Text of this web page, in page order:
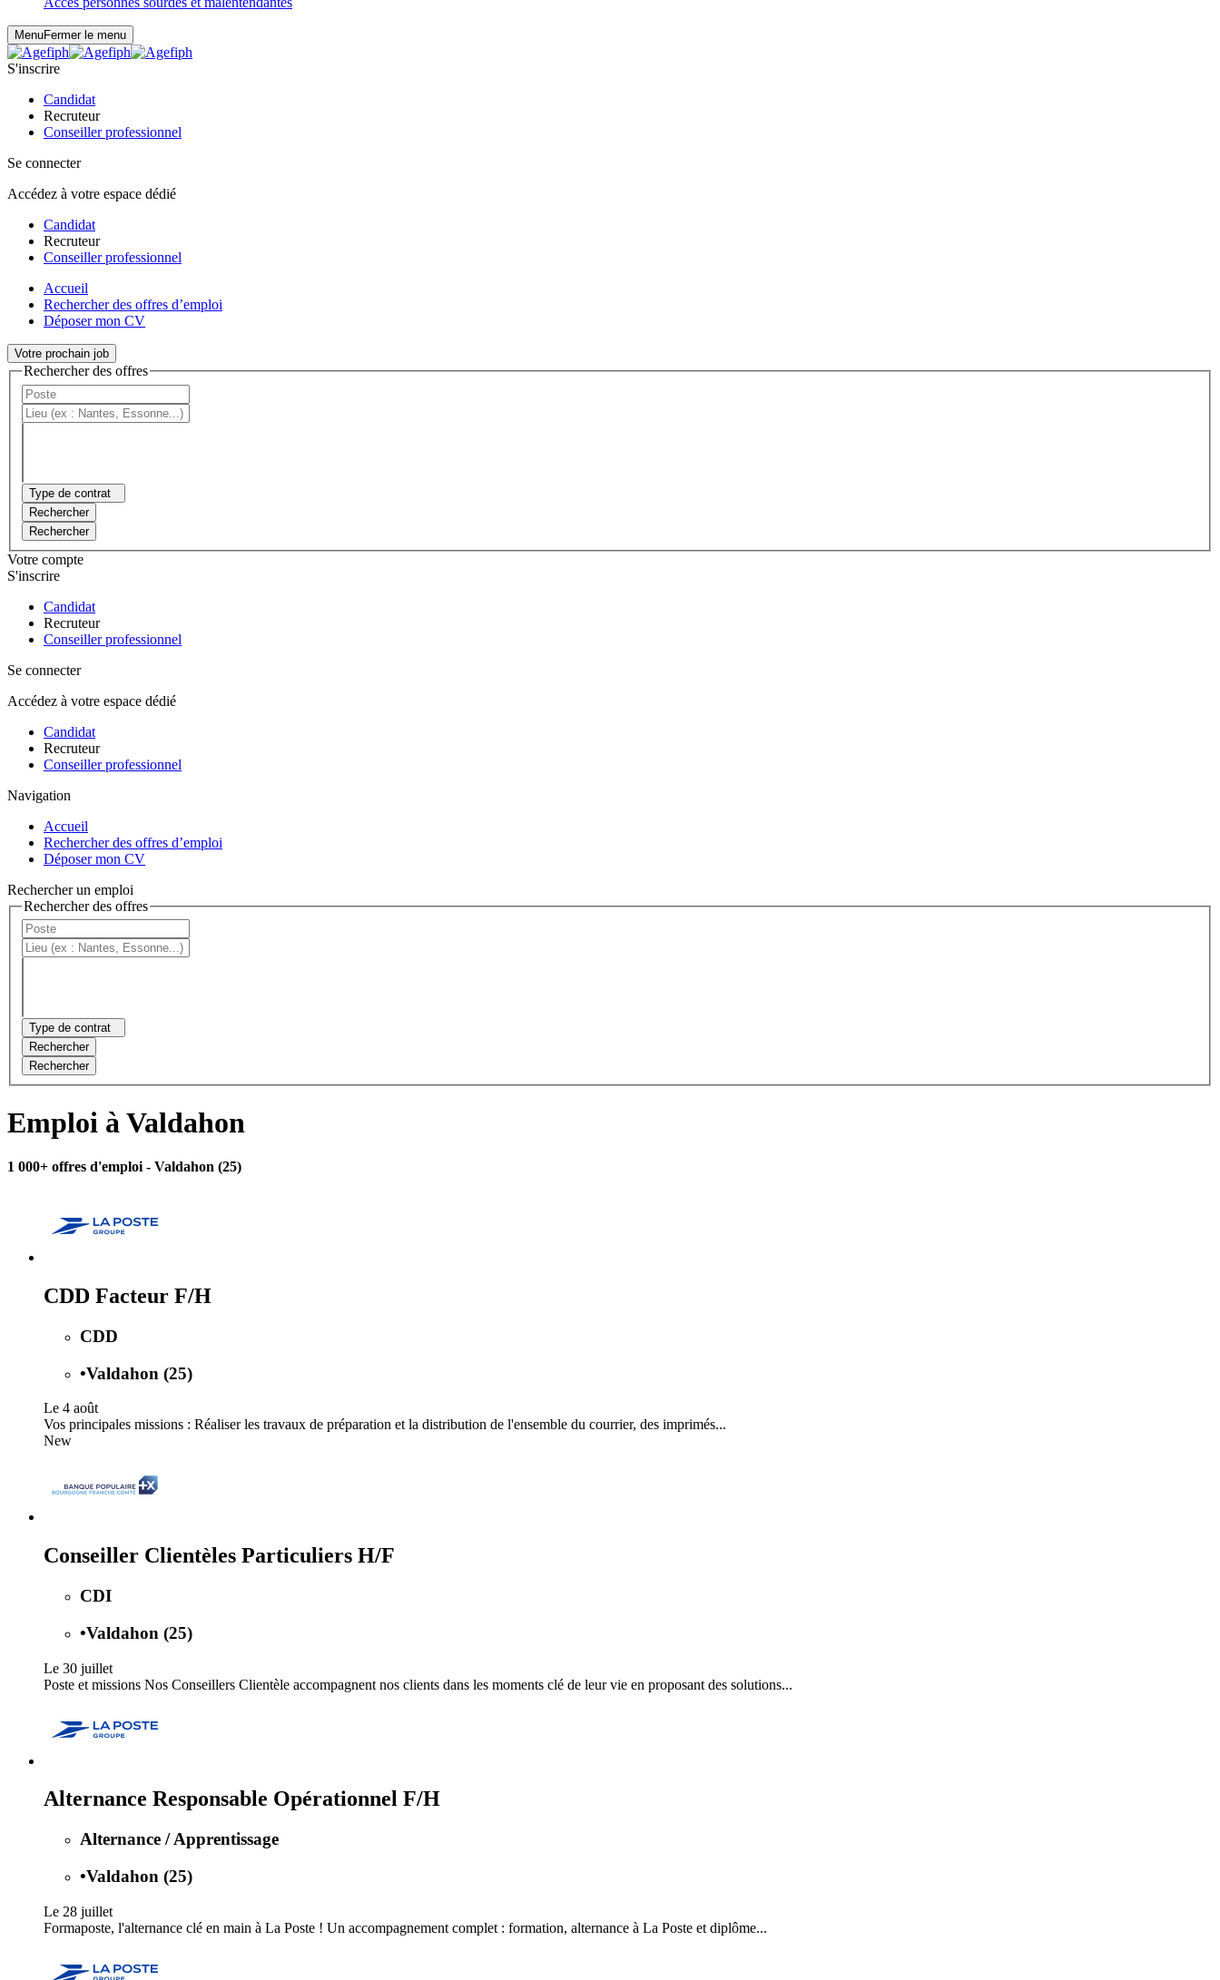
MenuFermer le menu
S'inscrire
Candidat
Recruteur
Conseiller professionnel
Se connecter
Accédez à votre espace dédié
Candidat
Recruteur
Conseiller professionnel
Accueil
Rechercher des offres d’emploi
Déposer mon CV
Votre prochain job
Rechercher des offres
Type de contrat
Rechercher
Rechercher
Votre compte
S'inscrire
Candidat
Recruteur
Conseiller professionnel
Se connecter
Accédez à votre espace dédié
Candidat
Recruteur
Conseiller professionnel
Navigation
Accueil
Rechercher des offres d’emploi
Déposer mon CV
Rechercher un emploi
Rechercher des offres
Type de contrat
Rechercher
Rechercher
Emploi à Valdahon
1 000+ offres d'emploi - Valdahon (25)
CDD Facteur F/H
CDD
•Valdahon (25)
Le 4 août
Vos principales missions : Réaliser les travaux de préparation et la distribution de l'ensemble du courrier, des imprimés...
New
Conseiller Clientèles Particuliers H/F
CDI
•Valdahon (25)
Le 30 juillet
Poste et missions Nos Conseillers Clientèle accompagnent nos clients dans les moments clé de leur vie en proposant des solutions...
Alternance Responsable Opérationnel F/H
Alternance / Apprentissage
•Valdahon (25)
Le 28 juillet
Formaposte, l'alternance clé en main à La Poste ! Un accompagnement complet : formation, alternance à La Poste et diplôme...